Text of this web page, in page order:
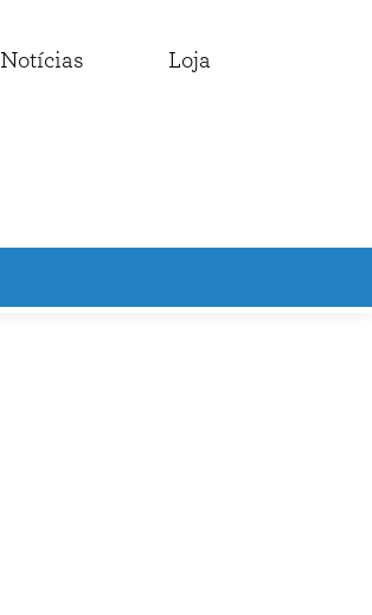
Notícias Loja